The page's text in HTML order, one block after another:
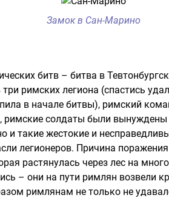
Замок в Сан-Марино
битв – битва в
римских легиона (спастись
в начале битвы), римский
римские солдаты были вынуждены
и такие жестокие и
легионеров. Причина
растянулась через лес на
– они на пути римлян возвели
римлянам не только не